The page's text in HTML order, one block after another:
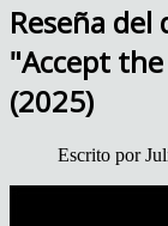
Reseña del
"Accept
(2025)
Escrito por